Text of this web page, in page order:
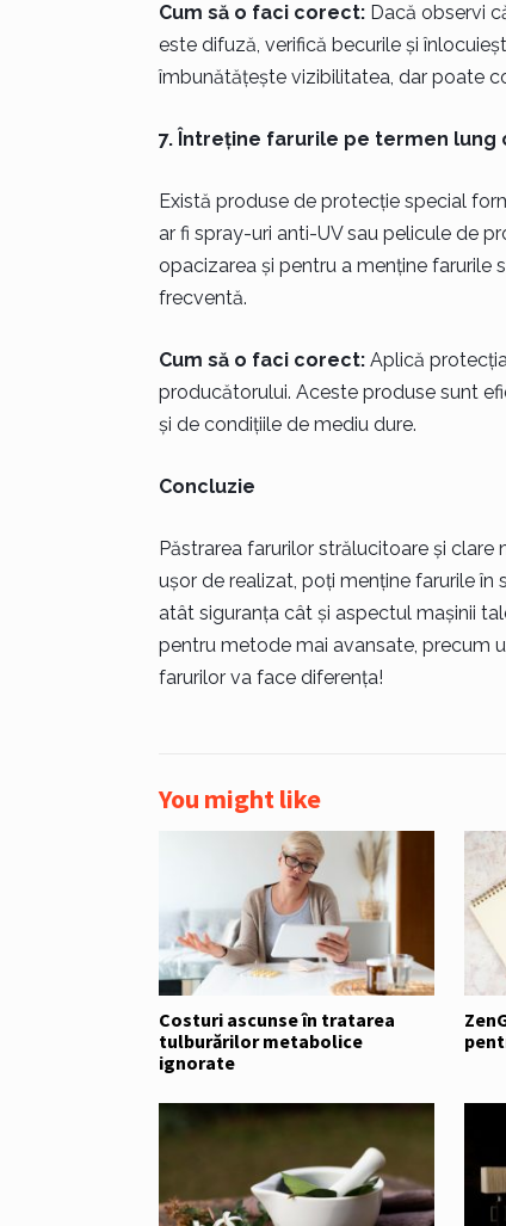
Cum să o faci corect:Dacă observi
este difuză, verifică becurile și
îmbunătățește vizibilitatea, dar poate
7. Întreține farurile pe termen
Există produse de protecție special
ar fi spray-uri anti-UV sau pelicule de
opacizarea și pentru a menține farurile
frecventă.
Cum să o faci corect:Aplică
producătorului. Aceste produse sunt
și de condițiile de mediu dure.
Concluzie
Păstrarea farurilor strălucitoare și clare
ușor de realizat, poți menține farurile
atât siguranța cât și aspectul mașinii
pentru metode mai avansate, precum
farurilor va face diferența!
You might like
Costuri ascunse în tratarea
tulburărilor metabolice
ignorate